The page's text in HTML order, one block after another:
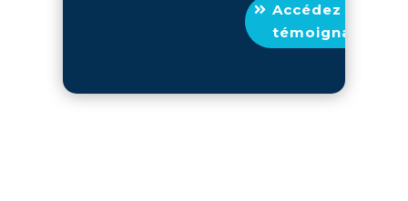
Accédez au
témoignage